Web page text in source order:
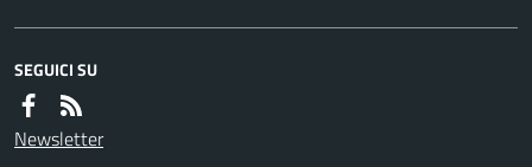
SEGUICI SU
Newsletter